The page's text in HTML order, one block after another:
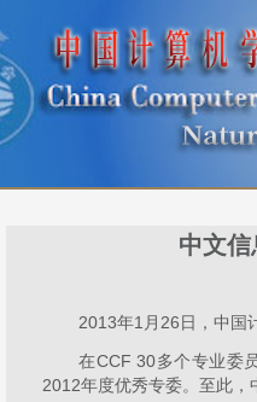
中文
2013年1月26日，中国
在CCF 30多个专业委
2012年度优秀专委。至此，